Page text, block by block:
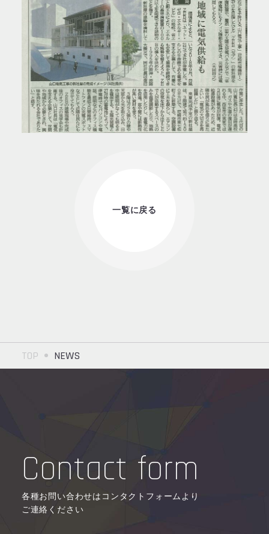
一覧に戻る
TOP NEWS
Contact form
各種お問い合わせはコンタクトフォームより
ご連絡ください